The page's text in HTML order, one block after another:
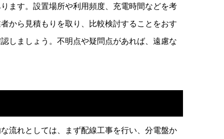
ます。設置場所や利用頻度、充電時間などを考
から見積もりを取り、比較検討することをおす
しましょう。不明点や疑問点があれば、遠慮な
流れとしては、まず配線工事を行い、分電盤か